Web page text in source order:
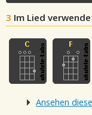
3 Im Lied
Ansehen